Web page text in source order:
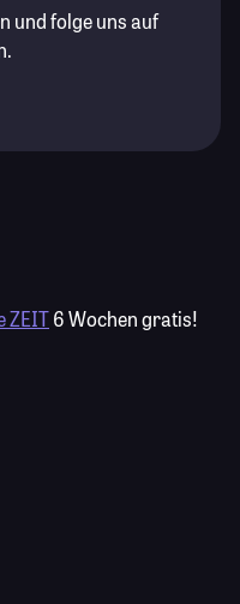
und folge uns auf
ZEIT6 Wochen gratis!